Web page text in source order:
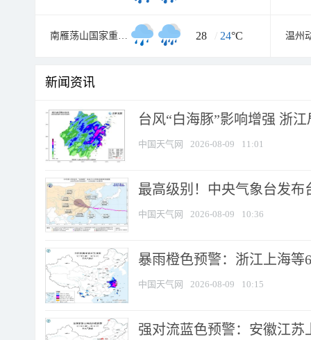
南雁荡山国家重点风景名胜区 28 / 24°C 温州
新闻资讯
台风“白海豚”影响增强 浙
中国天气网 2026-08-09 11:01
最高级别！中央气象台发布
中国天气网 2026-08-09 10:36
暴雨橙色预警：浙江上海等
中国天气网 2026-08-09 10:15
强对流蓝色预警：安徽江苏